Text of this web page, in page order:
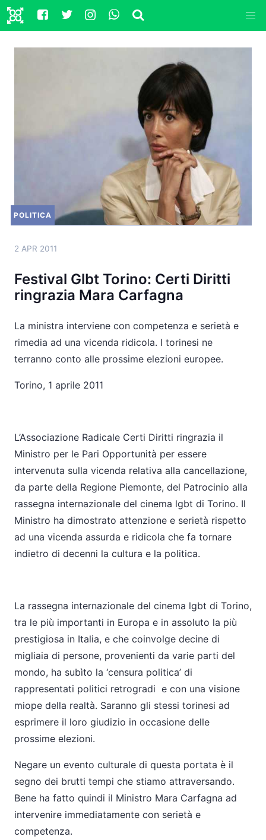
POLITICA
2 APR 2011
Festival Glbt Torino: Certi Diritti
ringrazia Mara Carfagna
La ministra interviene con competenza e serietà e
rimedia ad una vicenda ridicola. I torinesi ne
terranno conto alle prossime elezioni europee.
Torino, 1 aprile 2011
L’Associazione Radicale Certi Diritti ringrazia il
Ministro per le Pari Opportunità per essere
intervenuta sulla vicenda relativa alla cancellazione,
da parte della Regione Piemonte, del Patrocinio alla
rassegna internazionale del cinema lgbt di Torino. Il
Ministro ha dimostrato attenzione e serietà rispetto
ad una vicenda assurda e ridicola che fa tornare
indietro di decenni la cultura e la politica.
La rassegna internazionale del cinema lgbt di Torino,
tra le più importanti in Europa e in assoluto la più
prestigiosa in Italia, e che coinvolge decine di
migliaia di persone, provenienti da varie parti del
mondo, ha subìto la ‘censura politica’ di
rappresentati politici retrogradi e con una visione
miope della realtà. Saranno gli stessi torinesi ad
esprimere il loro giudizio in occasione delle
prossime elezioni.
Negare un evento culturale di questa portata è il
segno dei brutti tempi che stiamo attraversando.
Bene ha fatto quindi il Ministro Mara Carfagna ad
intervenire immediatamente con serietà e
competenza.